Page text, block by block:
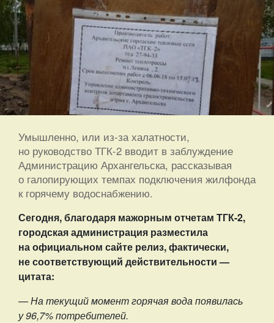
Умышленно, или из-за халатности,
но руководство ТГК-2 вводит в заблуждение
Администрацию Архангельска, рассказывая
о галопирующих темпах подключения жилфонда
к горячему водоснабжению.
Сегодня, благодаря мажорным отчетам ТГК-2,
городская администрация разместила
на официальном сайте релиз, фактически,
не соответствующий действительности —
цитата:
— На текущий момент горячая вода появилась
у 96,7% потребителей.